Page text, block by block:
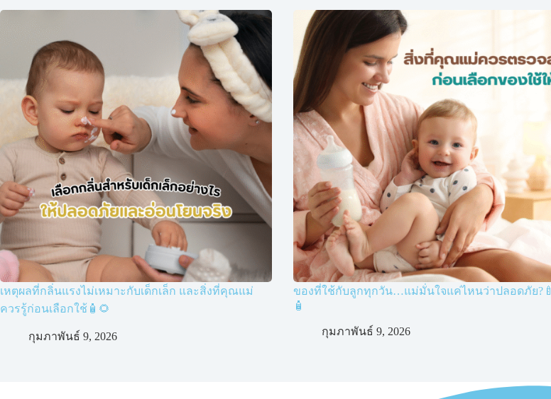
เหตุผลที่กลิ่นแรงไม่เหมาะกับเด็กเล็ก และสิ่งที่คุณแม่
ควรรู้ก่อนเลือกใช้🧴🌻
กุมภาพันธ์ 9, 2026
ของที่ใช้กับลูกทุกวัน…แม่มั่นใจแค่ไหนว่าปลอดภัย?🍼
🧴
กุมภาพันธ์ 9, 2026